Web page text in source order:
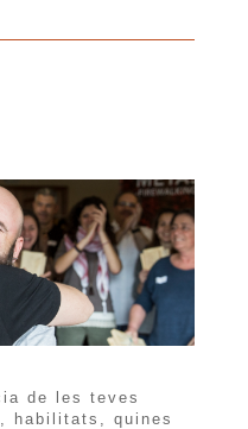
de les teves
habilitats, quines